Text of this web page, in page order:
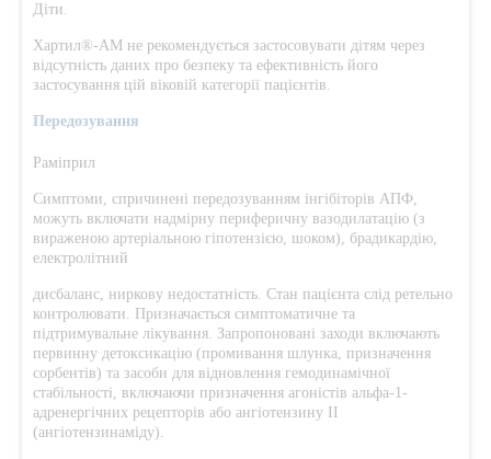
Діти.
Хартил®-АМ не рекомендується застосовувати дітям через
відсутність даних про безпеку та ефективність його
застосування цій віковій категорії пацієнтів.
Передозування
Раміприл
Симптоми, спричинені передозуванням інгібіторів АПФ,
можуть включати надмірну периферичну вазодилатацію (з
вираженою артеріальною гіпотензією, шоком), брадикардію,
електролітний
дисбаланс, ниркову недостатність. Стан пацієнта слід ретельно
контролювати. Призначається симптоматичне та
підтримувальне лікування. Запропоновані заходи включають
первинну детоксикацію (промивання шлунка, призначення
сорбентів) та засоби для відновлення гемодинамічної
стабільності, включаючи призначення агоністів альфа-1-
адренергічних рецепторів або ангіотензину ІІ
(ангіотензинаміду).